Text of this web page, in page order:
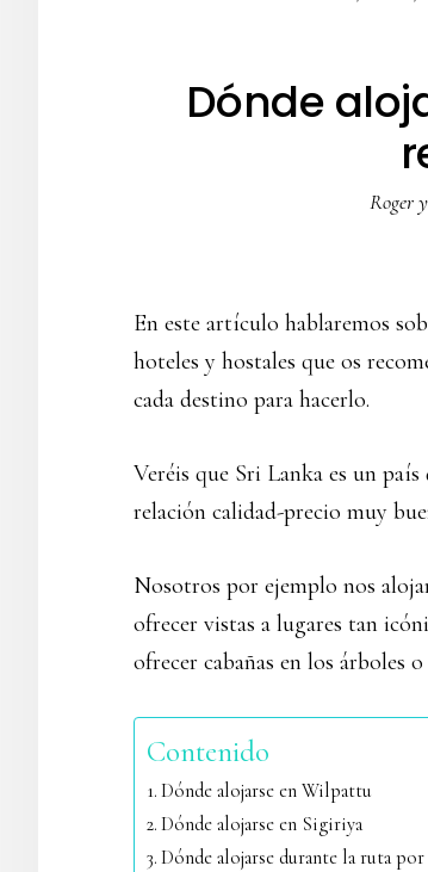
Dónde
Roger
En este artículo hablaremos
hoteles y hostales que os
cada destino para hacerlo.
Veréis que Sri Lanka es un
relación calidad-precio muy
Nosotros por ejemplo nos
ofrecer vistas a lugares tan
ofrecer cabañas en los árboles
Contenido
Dónde alojarse en Wilpattu
Dónde alojarse en Sigiriya
Dónde alojarse durante la ruta